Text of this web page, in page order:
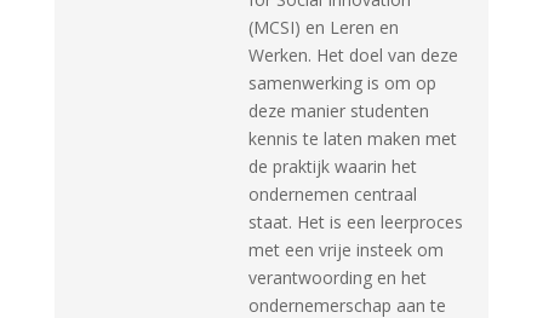
(MCSI) en Leren en
Werken. Het doel van deze
samenwerking is om op
deze manier studenten
kennis te laten maken met
de praktijk waarin het
ondernemen centraal
staat. Het is een leerproces
met een vrije insteek om
verantwoording en het
ondernemerschap aan te